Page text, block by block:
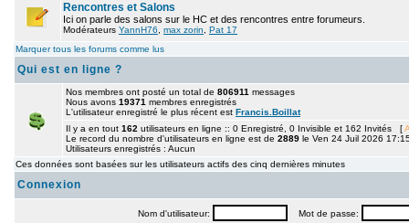
Rencontres et Salons
Ici on parle des salons sur le HC et des rencontres entre forumeurs.
Modérateurs YannH76 max zorin
Pat 17
Marquer tous les forums comme lus
Qui est en ligne ?
Nos membres ont posté un total de 806911 messages
Nous avons 19371 membres enregistrés
L'utilisateur enregistré le plus récent est Francis.Boillat
Il y a en tout 162 utilisateurs en ligne :: 0 Enregistré, 0 Invisible et 162 Invités [
Le record du nombre d'utilisateurs en ligne est de 2889 le Ven 24 Juil 2026
Utilisateurs enregistrés : Aucun
Ces données sont basées sur les utilisateurs actifs des cinq dernières minutes
Connexion
Nom d'utilisateur: Mot de passe: